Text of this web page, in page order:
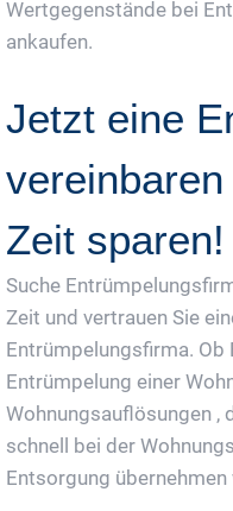
Wertgegenstände bei
ankaufen.
Jetzt eine
Zeit sparen!
Suche
Zeit und vertrauen Sie
Entrümpelungsfirma.
Entrümpelung einer
Wohnungsauflösungen
schnell bei der
Entsorgung